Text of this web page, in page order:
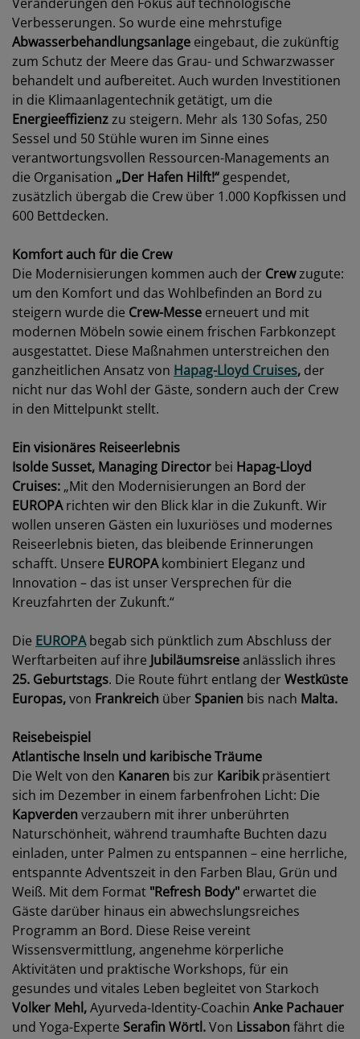
Verbesserungen. So wurde eine mehrstufige
Abwasserbehandlungsanlage eingebaut, die zukünftig
zum Schutz der Meere das Grau- und Schwarzwasser
behandelt und aufbereitet. Auch wurden Investitionen
in die Klimaanlagentechnik getätigt, um die
Energieeffizienzzu steigern. Mehr als 130 Sofas, 250
Sessel und 50 Stühle wuren im Sinne eines
verantwortungsvollen Ressourcen-Managements an
die Organisation „Der Hafen Hilft!“ gespendet,
zusätzlich übergab die Crew über 1.000 Kopfkissen und
600 Bettdecken.
Komfort auch für die Crew
Die Modernisierungen kommen auch der Crewzugute:
um den Komfort und das Wohlbefinden an Bord zu
steigern wurde die Crew-Messe erneuert und mit
modernen Möbeln sowie einem frischen Farbkonzept
ausgestattet. Diese Maßnahmen unterstreichen den
ganzheitlichen Ansatz von Hapag-Lloyd Cruises, der
nicht nur das Wohl der Gäste, sondern auch der Crew
in den Mittelpunkt stellt.
Ein visionäres Reiseerlebnis
Isolde Susset, Managing Director bei Hapag-Lloyd
Cruises: „Mit den Modernisierungen an Bord der
EUROPArichten wir den Blick klar in die Zukunft. Wir
wollen unseren Gästen ein luxuriöses und modernes
Reiseerlebnis bieten, das bleibende Erinnerungen
schafft. Unsere EUROPAkombiniert Eleganz und
Innovation – das ist unser Versprechen für die
Kreuzfahrten der Zukunft.“
Die EUROPAbegab sich pünktlich zum Abschluss der
Werftarbeiten auf ihre Jubiläumsreiseanlässlich ihres
25. Geburtstags. Die Route führt entlang derWestküste
Europas,von Frankreich über Spanien bis nach Malta.
Reisebeispiel
Atlantische Inseln und karibische Träume
Die Welt von den Kanaren bis zur Karibikpräsentiert
sich im Dezember in einem farbenfrohen Licht: Die
Kapverden verzaubern mit ihrer unberührten
Naturschönheit, während traumhafte Buchten dazu
einladen, unter Palmen zu entspannen – eine herrliche,
entspannte Adventszeit in den Farben Blau, Grün und
Weiß. Mit dem Format "Refresh Body" erwartet die
Gäste darüber hinaus ein abwechslungsreiches
Programm an Bord. Diese Reise vereint
Wissensvermittlung, angenehme körperliche
Aktivitäten und praktische Workshops, für ein
gesundes und vitales Leben begleitet von Starkoch
Volker Mehl,Ayurveda-Identity-Coachin Anke Pachauer
und Yoga-Experte Serafin Wörtl.Von Lissabon fährt die